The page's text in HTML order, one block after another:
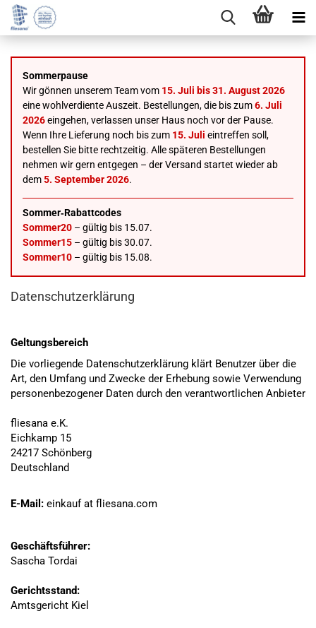
Sommerpause
Wir gönnen unserem Team vom 15. Juli bis 31. August 2026
eine wohlverdiente Auszeit. Bestellungen, die bis zum6. Juli
2026eingehen, verlassen unser Haus noch vor der Pause.
Wenn Ihre Lieferung noch bis zum 15. Juli eintreffen soll,
bestellen Sie bitte rechtzeitig. Alle späteren Bestellungen
nehmen wir gern entgegen – der Versand startet wieder ab
dem5. September 2026.
Sommer‑Rabattcodes
Sommer20 – gültig bis 15.07.
Sommer15 – gültig bis 30.07.
Sommer10 – gültig bis 15.08.
Datenschutzerklärung
Geltungsbereich
Die vorliegende Datenschutzerklärung klärt Benutzer über die
Art, den Umfang und Zwecke der Erhebung sowie Verwendung
personenbezogener Daten durch den verantwortlichen Anbieter
fliesana e.K.
Eichkamp 15
24217 Schönberg
Deutschland
E-Mail: einkauf at fliesana.com
Geschäftsführer:
Sascha Tordai
Gerichtsstand:
Amtsgericht Kiel